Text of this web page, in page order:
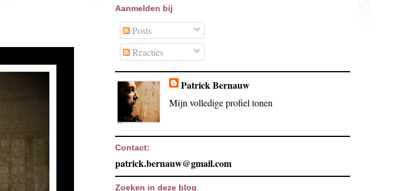
Aanmelden bij
Posts
Reacties
Patrick Bernauw
Mijn volledige profiel tonen
Contact:
patrick.bernauw@gmail.com
Zoeken in deze blog